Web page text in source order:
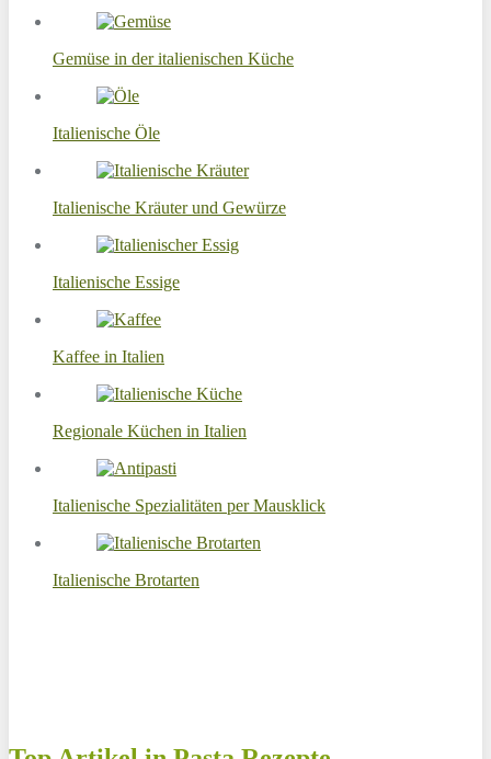
Gemüse in der italienischen Küche
Italienische Öle
Italienische Kräuter und Gewürze
Italienische Essige
Kaffee in Italien
Regionale Küchen in Italien
Italienische Spezialitäten per Mausklick
Italienische Brotarten